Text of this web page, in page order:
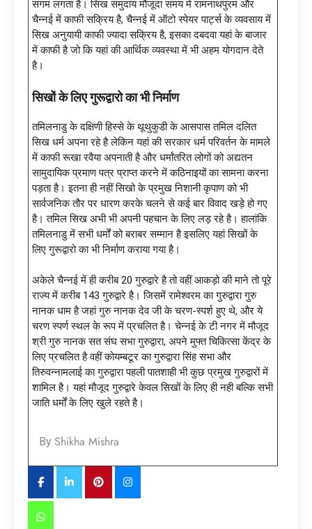
संगम लगता है। सिख समुदाय मौजूदा समय में रामनाथपुरम और
चैन्नई में काफी सक्रिय है, चैन्नई में ऑटो स्पेयर पार्ट्स के व्यवसाय में
सिख अनुयायी काफी ज्यादा सक्रिय है, इसका दबदवा यहां के बाजार
में काफी है जो कि यहां की आर्थिक व्यवस्था में भी अहम योगदान देते
है।
सिखों के लिए गुरूद्वारो का भी निर्माण
तमिलनाडु के दक्षिणी हिस्से के थूथुकुडी के आसपास तमिल दलित
सिख धर्म अपना रहे है लेकिन यहां की सरकार धर्म परिवर्तन के मामले
में काफी रूखा रवैया अपनाती है और धर्मांतरित लोगों को अद्यतन
सामुदायिक प्रमाण पत्र प्राप्त करने में कठिनाइयों का सामना करना
पड़ता है। इतना ही नहीं सिखो के प्रमुख निशानी कृपाण को भी
सार्वजनिक तौर पर धारण करके चलने से कई बार विवाद खड़े हो गए
है। तमिल सिख अभी भी अपनी पहचान के लिए लड़ रहे है। हालांकि
तमिलनाडु में सभी धर्मों को बराबर सम्मान है इसलिए यहां सिखों के
लिए गुरूद्वारो का भी निर्माण कराया गया है।
अकेले चैन्नई में ही करीब 20 गुरुद्वारे है तो वहीं आकड़ो की माने तो पूरे
राज्य में करीब 143 गुरुद्वारे है। जिसमें रामेश्वरम का गुरुद्वारा गुरु
नानक धाम है जहां गुरु नानक देव जी के चरण-स्पर्श हुए थे, और ये
चरण स्पर्ण स्थल के रूप में प्रचलित है। चेन्नई के टी नगर में मौजूद
श्री गुरु नानक सत संघ सभा गुरुद्वारा, अपने मुफ्त चिकित्सा केंद्र के
लिए प्रचलित है वहीं कोयम्बटूर का गुरुद्वारा सिंह सभा और
तिरुवन्नामलाई का गुरुद्वारा पहली पातशाही भी कुछ प्रमुख गुरुद्वारों में
शामिल है। यहां मौजूद गुरुद्वारे केवल सिखों के लिए ही नही बल्कि सभी
जाति धर्मों के लिए खुले रहते है।
By Shikha Mishra